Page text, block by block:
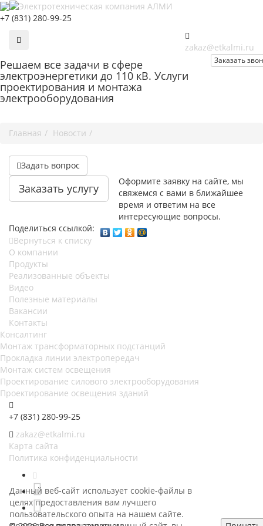
+7 (831) 280-99-25
zakaz@etkalmi.ru
Решаем все задачи в сфере
электроэнергетики до 110 кВ. Услуги
проектирования и монтажа
электрооборудования
Заказать
Главная Новости
Задать вопрос
Заказать услугу
Оформите заявку на сайте, мы
свяжемся с вами в ближайшее
время и ответим на все
интересующие вопросы.
Поделиться ссылкой:
Вернуться к списку
О компании
Продукты
Реализованные объекты
Видео
Полезные материалы
Вакансии
Контакты
Консалтинг
Монтаж трансформаторных подстанций
Прокладка линии электропередач
Монтаж систем освещения
Проектирование силового электрооборудования
Проектирование освещения зданий
+7 (831) 280-99-25
zakaz@etkalmi.ru
Карта сайта
Политика конфиденциальности
Данный веб-сайт использует cookie-файлы в
целях предоставления вам лучшего
пользовательского опыта на нашем сайте.